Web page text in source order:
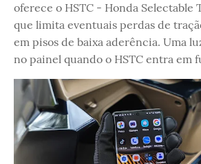
oferece o HSTC - Honda Selectable
que limita eventuais perdas de
em pisos de baixa aderência. Uma
no painel quando o HSTC entra em